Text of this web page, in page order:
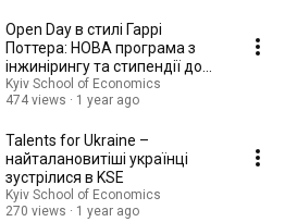
Open Day в стилі Гаррі
Поттера: НОВА програма з
інжинірингу та стипендії до
800€
Kyiv School of Economics
474 views
1 year ago
Talents for Ukraine –
найталановитіші українці
зустрілися в KSE
Kyiv School of Economics
270 views
1 year ago